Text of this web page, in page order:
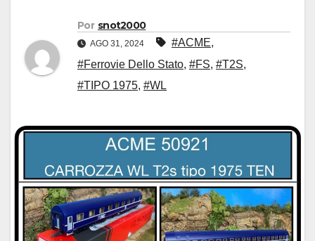
Por snot2000
AGO 31, 2024 #ACME,
#Ferrovie Dello Stato, #FS, #T2S,
#TIPO 1975, #WL